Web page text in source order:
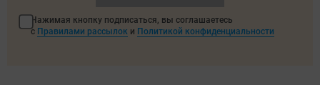
Нажимая кнопку подписаться, вы соглашаетесь
с Правилами рассылок и Политикой конфиденциальности